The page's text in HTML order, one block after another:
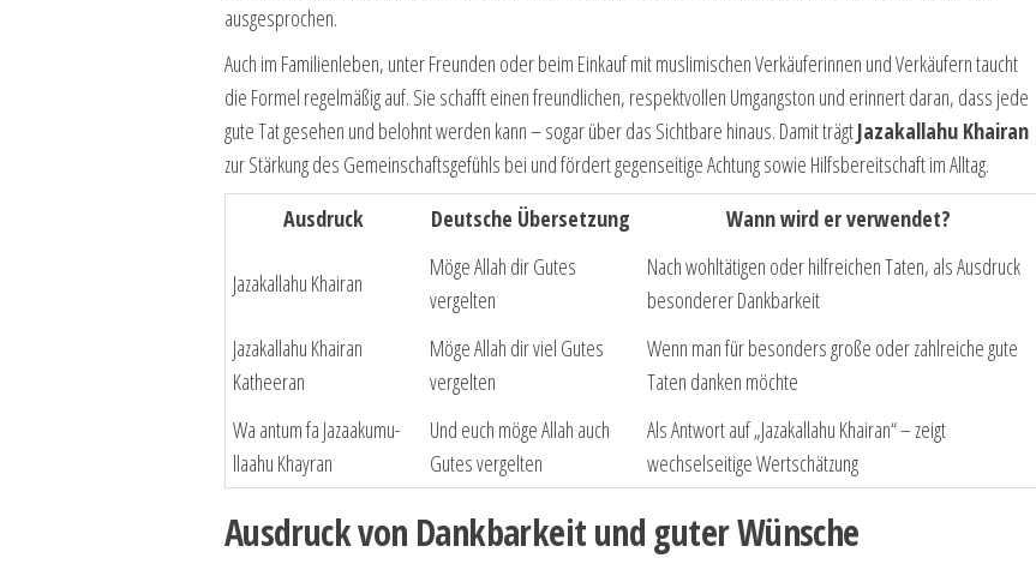
ausgesprochen.
Auch im Familienleben, unter Freunden oder beim Einkauf mit muslimischen Verkäuferinnen und Verkäufern taucht
die Formel regelmäßig auf. Sie schafft einen freundlichen, respektvollen Umgangston und erinnert daran, dass jede
gute Tat gesehen und belohnt werden kann – sogar über das Sichtbare hinaus. Damit trägtJazakallahu Khairan
zur Stärkung des Gemeinschaftsgefühls bei und fördert gegenseitige Achtung sowie Hilfsbereitschaft im Alltag.
Ausdruck
Deutsche Übersetzung Wann wird er verwendet?
Jazakallahu Khairan
Möge Allah dir Gutes
vergelten
Nach wohltätigen oder hilfreichen Taten, als Ausdruck
besonderer Dankbarkeit
Jazakallahu Khairan
Katheeran
Möge Allah dir viel Gutes
vergelten
Wenn man für besonders große oder zahlreiche gute
Taten danken möchte
Wa antum fa Jazaakumu-
llaahu Khayran
Und euch möge Allah auch
Gutes vergelten
Als Antwort auf „Jazakallahu Khairan“ – zeigt
wechselseitige Wertschätzung
Ausdruck von Dankbarkeit und guter Wünsche